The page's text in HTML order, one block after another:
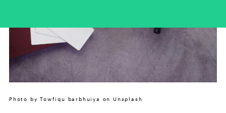
Photo by Towfiqu barbhuiya on Unsplash